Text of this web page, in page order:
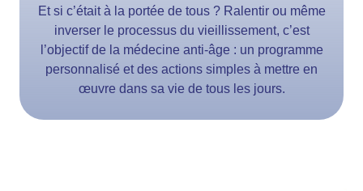
Et si c’était à la portée de tous ? Ralentir ou même
inverser le processus du vieillissement, c’est
l’objectif de la médecine anti-âge : un programme
personnalisé et des actions simples à mettre en
œuvre dans sa vie de tous les jours.